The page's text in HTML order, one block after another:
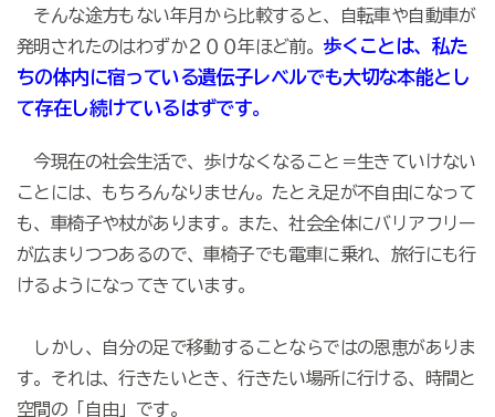
そんな途方もない年月から比較すると、自転車や自動車が
発明されたのはわずか２００年ほど前。 歩くことは、私た
ちの体内に宿っている遺伝子レベルでも大切な本能とし
て存在し続けているはずです。
今現在の社会生活で、歩けなくなること＝生きていけない
ことには、もちろんなりません。たとえ足が不自由になって
も、車椅子や杖があります。また、社会全体にバリアフリー
が広まりつつあるので、車椅子でも電車に乗れ、旅行にも行
けるようになってきています。
しかし、自分の足で移動することならではの恩恵がありま
す。それは、行きたいとき、行きたい場所に行ける、時間と
空間の「自由」です。